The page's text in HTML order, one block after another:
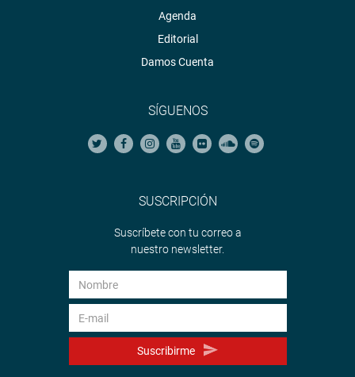
Agenda
Editorial
Damos Cuenta
SÍGUENOS
SUSCRIPCIÓN
Suscríbete con tu correo a
nuestro newsletter.
Suscribirme